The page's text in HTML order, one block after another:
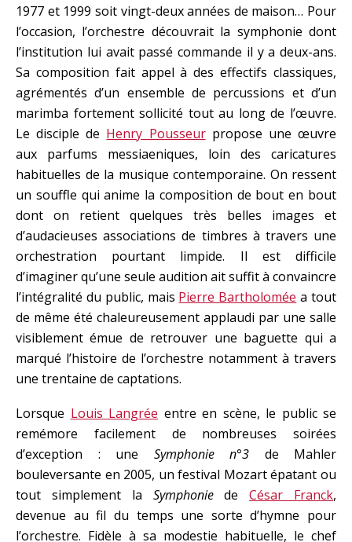
1977 et 1999 soit vingt-deux années de maison… Pour
l’occasion, l’orchestre découvrait la symphonie dont
l’institution lui avait passé commande il y a deux-ans.
Sa composition fait appel à des effectifs classiques,
agrémentés d’un ensemble de percussions et d’un
marimba fortement sollicité tout au long de l’œuvre.
Le disciple de Henry Pousseurpropose une œuvre
aux parfums messiaeniques, loin des caricatures
habituelles de la musique contemporaine. On ressent
un souffle qui anime la composition de bout en bout
dont on retient quelques très belles images et
d’audacieuses associations de timbres à travers une
orchestration pourtant limpide. Il est difficile
d’imaginer qu’une seule audition ait suffit à convaincre
l’intégralité du public, mais Pierre Bartholomée a tout
de même été chaleureusement applaudi par une salle
visiblement émue de retrouver une baguette qui a
marqué l’histoire de l’orchestre notamment à travers
une trentaine de captations.
Lorsque Louis Langrée entre en scène, le public se
remémore facilement de nombreuses soirées
d’exception : une Symphonie n°3 de Mahler
bouleversante en 2005, un festival Mozart épatant ou
tout simplement la SymphoniedeCésar Franck,
devenue au fil du temps une sorte d’hymne pour
l’orchestre. Fidèle à sa modestie habituelle, le chef